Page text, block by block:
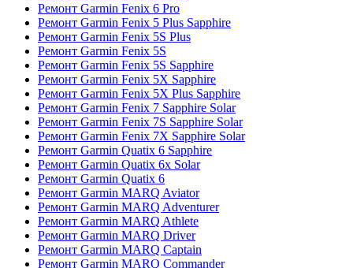
Ремонт Garmin Fenix 6 Pro
Ремонт Garmin Fenix 5 Plus Sapphire
Ремонт Garmin Fenix 5S Plus
Ремонт Garmin Fenix 5S
Ремонт Garmin Fenix 5S Sapphire
Ремонт Garmin Fenix 5X Sapphire
Ремонт Garmin Fenix 5X Plus Sapphire
Ремонт Garmin Fenix 7 Sapphire Solar
Ремонт Garmin Fenix 7S Sapphire Solar
Ремонт Garmin Fenix 7X Sapphire Solar
Ремонт Garmin Quatix 6 Sapphire
Ремонт Garmin Quatix 6x Solar
Ремонт Garmin Quatix 6
Ремонт Garmin MARQ Aviator
Ремонт Garmin MARQ Adventurer
Ремонт Garmin MARQ Athlete
Ремонт Garmin MARQ Driver
Ремонт Garmin MARQ Captain
Ремонт Garmin MARQ Commander